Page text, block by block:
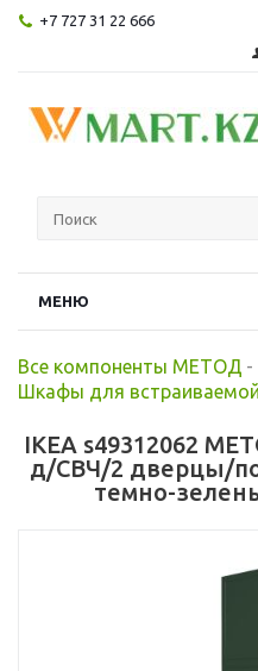
+7 727 31 22 666
МЕНЮ
Все компоненты МЕТОД -
Шкафы для
IKEA s49312062
д/СВЧ/2 дверцы/
темно-